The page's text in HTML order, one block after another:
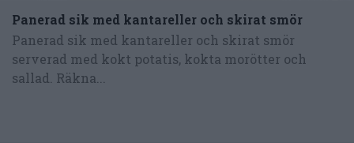
Panerad sik med kantareller och skirat smör
Panerad sik med kantareller och skirat smör
serverad med kokt potatis, kokta morötter och
sallad. Räkna...